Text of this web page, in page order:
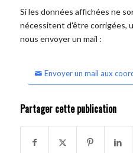
Si les données affichées ne
nécessitent d'être corrigées,
nous envoyer un mail :
Envoyer un mail aux
Partager cette publication